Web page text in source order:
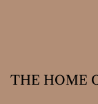
THE HOME